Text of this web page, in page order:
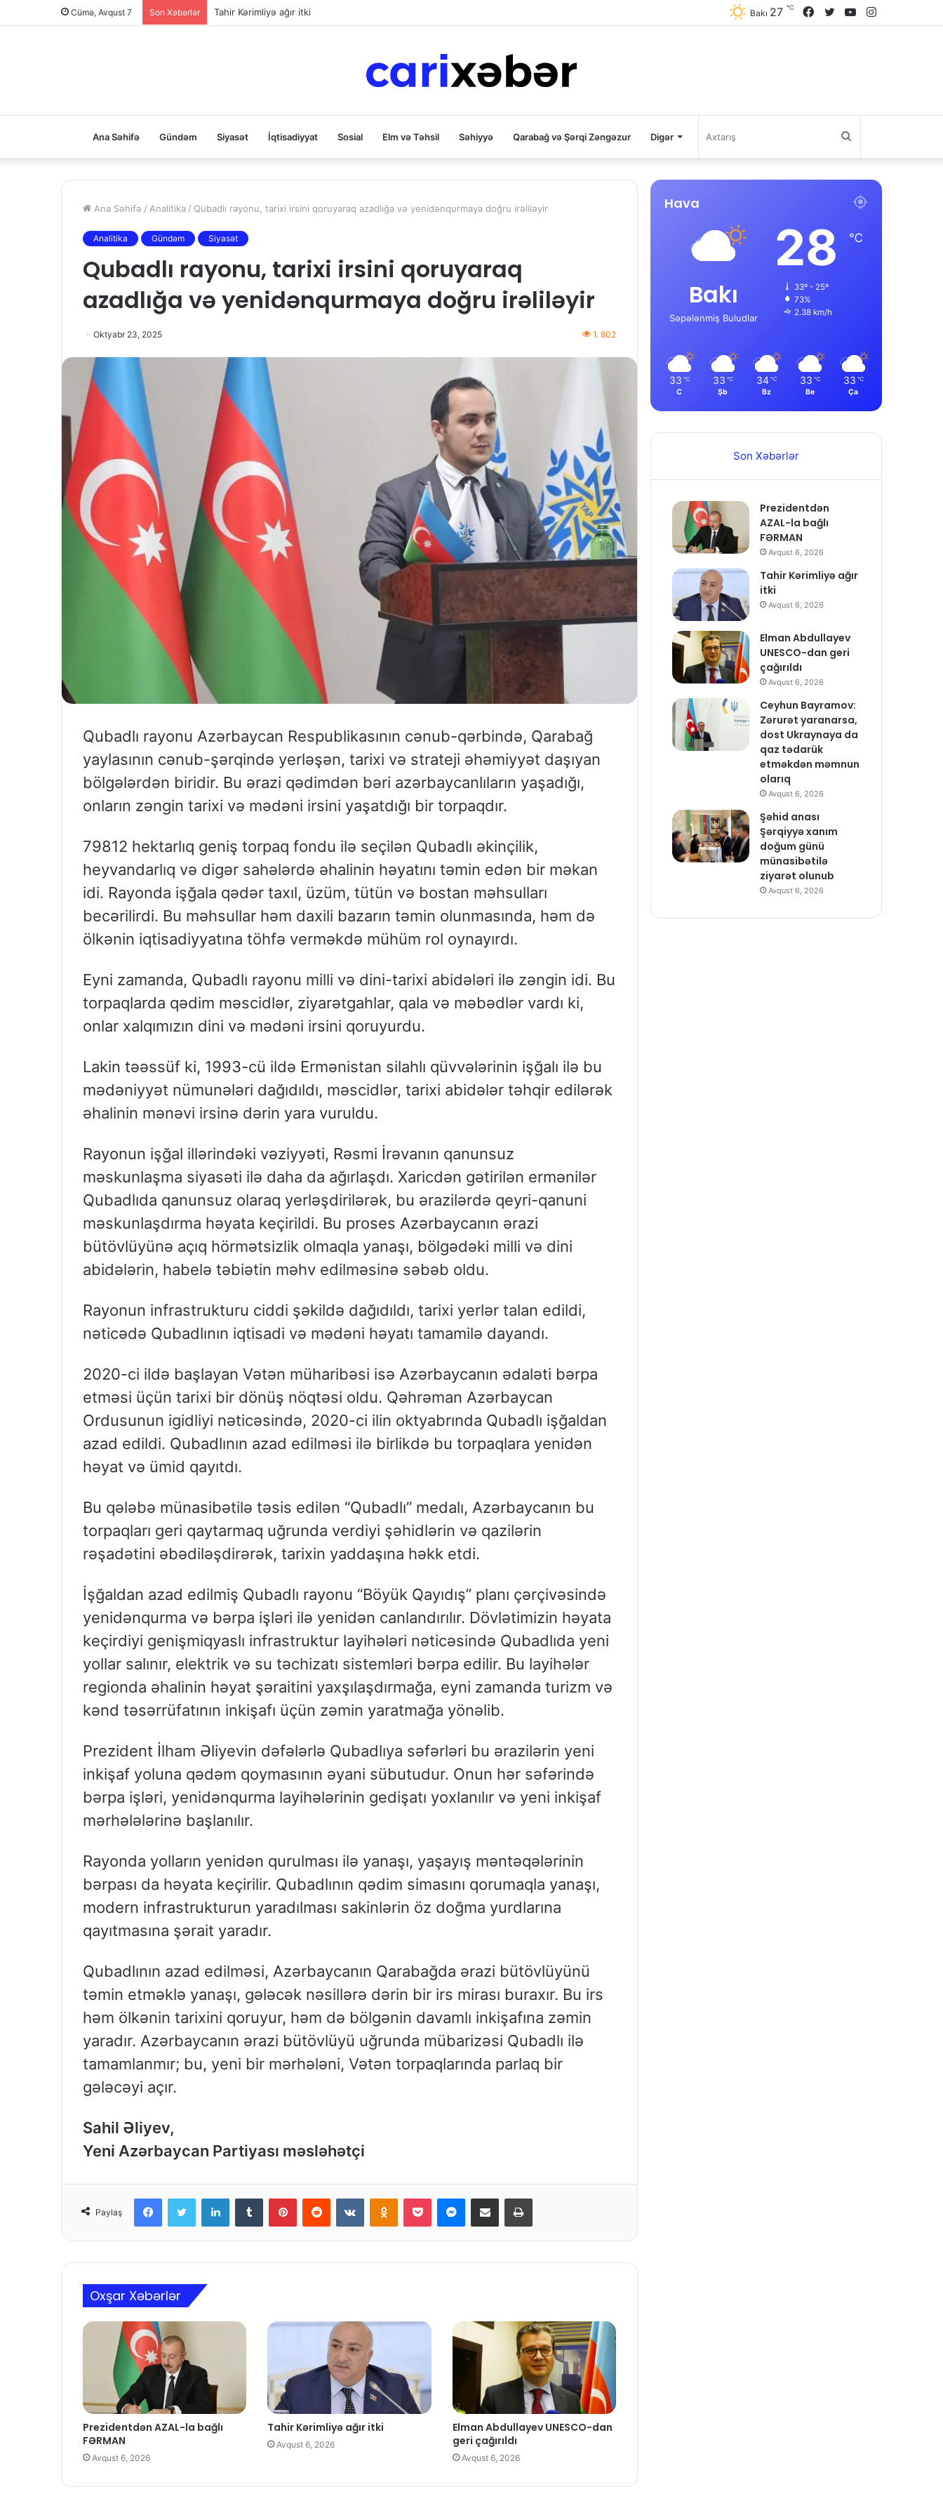
Cümə, Avqust 7 Son Xəbərlər Tahir Kərimliyə ağır itki YouTube
Twitter
Facebook
Bakı 27 ℃
Ana Səhifə Gündəm Siyasət İqtisadiyyat Sosial Elm və Təhsil Səhiyyə Qarabağ və Şərqi Zəngəzur Digər Axtarış
Ana Səhifə / Analitika / Qubadlı rayonu, tarixi irsini qoruyaraq azadlığa və yenidənqurmaya doğru irəliləyir
Analitika Gündəm Siyasət
Qubadlı rayonu, tarixi irsini qoruyaraq
azadlığa və yenidənqurmaya doğru irəliləyir
Oktyabr 23, 2025 1. 802
Qubadlı rayonu Azərbaycan Respublikasının cənub-qərbində, Qarabağ
yaylasının cənub-şərqində yerləşən, tarixi və strateji əhəmiyyət daşıyan
bölgələrdən biridir. Bu ərazi qədimdən bəri azərbaycanlıların yaşadığı,
onların zəngin tarixi və mədəni irsini yaşatdığı bir torpaqdır.
79812 hektarlıq geniş torpaq fondu ilə seçilən Qubadlı əkinçilik,
heyvandarlıq və digər sahələrdə əhalinin həyatını təmin edən bir məkan
idi. Rayonda işğala qədər taxıl, üzüm, tütün və bostan məhsulları
becərilirdi. Bu məhsullar həm daxili bazarın təmin olunmasında, həm də
ölkənin iqtisadiyyatına töhfə verməkdə mühüm rol oynayırdı.
Eyni zamanda, Qubadlı rayonu milli və dini-tarixi abidələri ilə zəngin idi. Bu
torpaqlarda qədim məscidlər, ziyarətgahlar, qala və məbədlər vardı ki,
onlar xalqımızın dini və mədəni irsini qoruyurdu.
Lakin təəssüf ki, 1993-cü ildə Ermənistan silahlı qüvvələrinin işğalı ilə bu
mədəniyyət nümunələri dağıdıldı, məscidlər, tarixi abidələr təhqir edilərək
əhalinin mənəvi irsinə dərin yara vuruldu.
Rayonun işğal illərindəki vəziyyəti, Rəsmi İrəvanın qanunsuz
məskunlaşma siyasəti ilə daha da ağırlaşdı. Xaricdən gətirilən ermənilər
Qubadlıda qanunsuz olaraq yerləşdirilərək, bu ərazilərdə qeyri-qanuni
məskunlaşdırma həyata keçirildi. Bu proses Azərbaycanın ərazi
bütövlüyünə açıq hörmətsizlik olmaqla yanaşı, bölgədəki milli və dini
abidələrin, habelə təbiətin məhv edilməsinə səbəb oldu.
Rayonun infrastrukturu ciddi şəkildə dağıdıldı, tarixi yerlər talan edildi,
nəticədə Qubadlının iqtisadi və mədəni həyatı tamamilə dayandı.
2020-ci ildə başlayan Vətən müharibəsi isə Azərbaycanın ədaləti bərpa
etməsi üçün tarixi bir dönüş nöqtəsi oldu. Qəhrəman Azərbaycan
Ordusunun igidliyi nəticəsində, 2020-ci ilin oktyabrında Qubadlı işğaldan
azad edildi. Qubadlının azad edilməsi ilə birlikdə bu torpaqlara yenidən
həyat və ümid qayıtdı.
Bu qələbə münasibətilə təsis edilən “Qubadlı” medalı, Azərbaycanın bu
torpaqları geri qaytarmaq uğrunda verdiyi şəhidlərin və qazilərin
rəşadətini əbədiləşdirərək, tarixin yaddaşına həkk etdi.
İşğaldan azad edilmiş Qubadlı rayonu “Böyük Qayıdış” planı çərçivəsində
yenidənqurma və bərpa işləri ilə yenidən canlandırılır. Dövlətimizin həyata
keçirdiyi genişmiqyaslı infrastruktur layihələri nəticəsində Qubadlıda yeni
yollar salınır, elektrik və su təchizatı sistemləri bərpa edilir. Bu layihələr
regionda əhalinin həyat şəraitini yaxşılaşdırmağa, eyni zamanda turizm və
kənd təsərrüfatının inkişafı üçün zəmin yaratmağa yönəlib.
Prezident İlham Əliyevin dəfələrlə Qubadlıya səfərləri bu ərazilərin yeni
inkişaf yoluna qədəm qoymasının əyani sübutudur. Onun hər səfərində
bərpa işləri, yenidənqurma layihələrinin gedişatı yoxlanılır və yeni inkişaf
mərhələlərinə başlanılır.
Rayonda yolların yenidən qurulması ilə yanaşı, yaşayış məntəqələrinin
bərpası da həyata keçirilir. Qubadlının qədim simasını qorumaqla yanaşı,
modern infrastrukturun yaradılması sakinlərin öz doğma yurdlarına
qayıtmasına şərait yaradır.
Qubadlının azad edilməsi, Azərbaycanın Qarabağda ərazi bütövlüyünü
təmin etməklə yanaşı, gələcək nəsillərə dərin bir irs mirası buraxır. Bu irs
həm ölkənin tarixini qoruyur, həm də bölgənin davamlı inkişafına zəmin
yaradır. Azərbaycanın ərazi bütövlüyü uğrunda mübarizəsi Qubadlı ilə
tamamlanmır; bu, yeni bir mərhələni, Vətən torpaqlarında parlaq bir
gələcəyi açır.
Sahil Əliyev,
Yeni Azərbaycan Partiyası məsləhətçi
Paylaş
Oxşar Xəbərlər
Prezidentdən AZAL-la bağlı
FƏRMAN
Avqust 6, 2026
Tahir Kərimliyə ağır itki
Avqust 6, 2026
Elman Abdullayev UNESCO-dan
geri çağırıldı
Avqust 6, 2026
Hava
Bakı
Səpələnmiş Buludlar
28 ℃
33º - 25º
73%
2.38 km/h
33 ℃
C
33 ℃
Şb
34 ℃
Bz
33 ℃
Be
33 ℃
Ça
Son Xəbərlər
Prezidentdən
AZAL-la bağlı
FƏRMAN
Avqust 6, 2026
Tahir Kərimliyə ağır
itki
Avqust 6, 2026
Elman Abdullayev
UNESCO-dan geri
çağırıldı
Avqust 6, 2026
Ceyhun Bayramov:
Zərurət yaranarsa,
dost Ukraynaya da
qaz tədarük
etməkdən məmnun
olarıq
Avqust 6, 2026
Şəhid anası
Şərqiyyə xanım
doğum günü
münasibətilə
ziyarət olunub
Avqust 6, 2026